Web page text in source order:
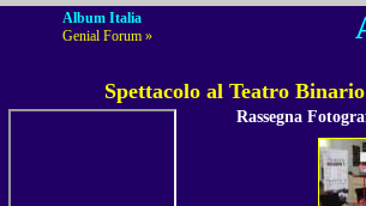
Album Italia
Genial Forum »
Spettacolo al Teatro
Rassegna